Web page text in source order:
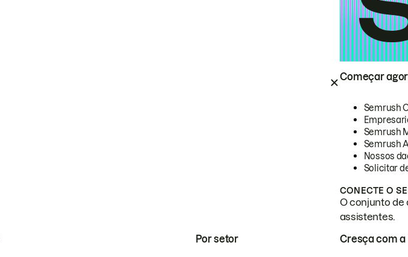
Começar
Semrush
Semrush
Semrush
Nossos
Solicitar
CONECTE O
O conjunto de
assistentes.
Por setor Cresça com a